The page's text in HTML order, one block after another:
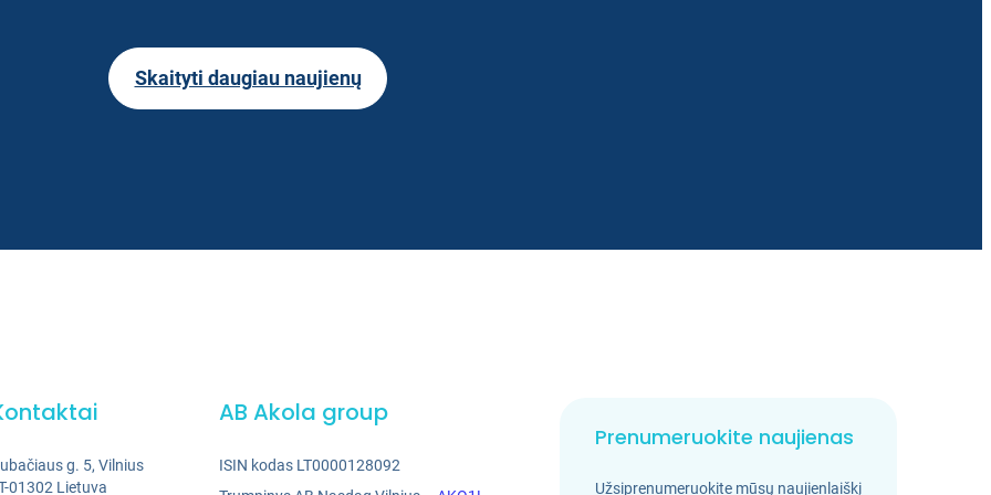
Skaityti daugiau naujienų
g. 5, Vilnius
01302 Lietuva
AB Akola group
ISIN kodas LT0000128092
Prenumeruokite naujienas
Užsiprenumeruokite mūsų naujienlaiškį